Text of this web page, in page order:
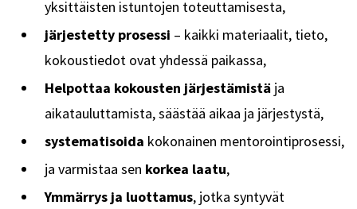
yksittäisten istuntojen toteuttamisesta,
järjestetty prosessi – kaikki materiaalit, tieto,
kokoustiedot ovat yhdessä paikassa,
Helpottaa kokousten järjestämistä ja
aikatauluttamista, säästää aikaa ja järjestystä,
systematisoida kokonainen mentorointiprosessi,
ja varmistaa sen korkea laatu,
Ymmärrys ja luottamus, jotka syntyvät